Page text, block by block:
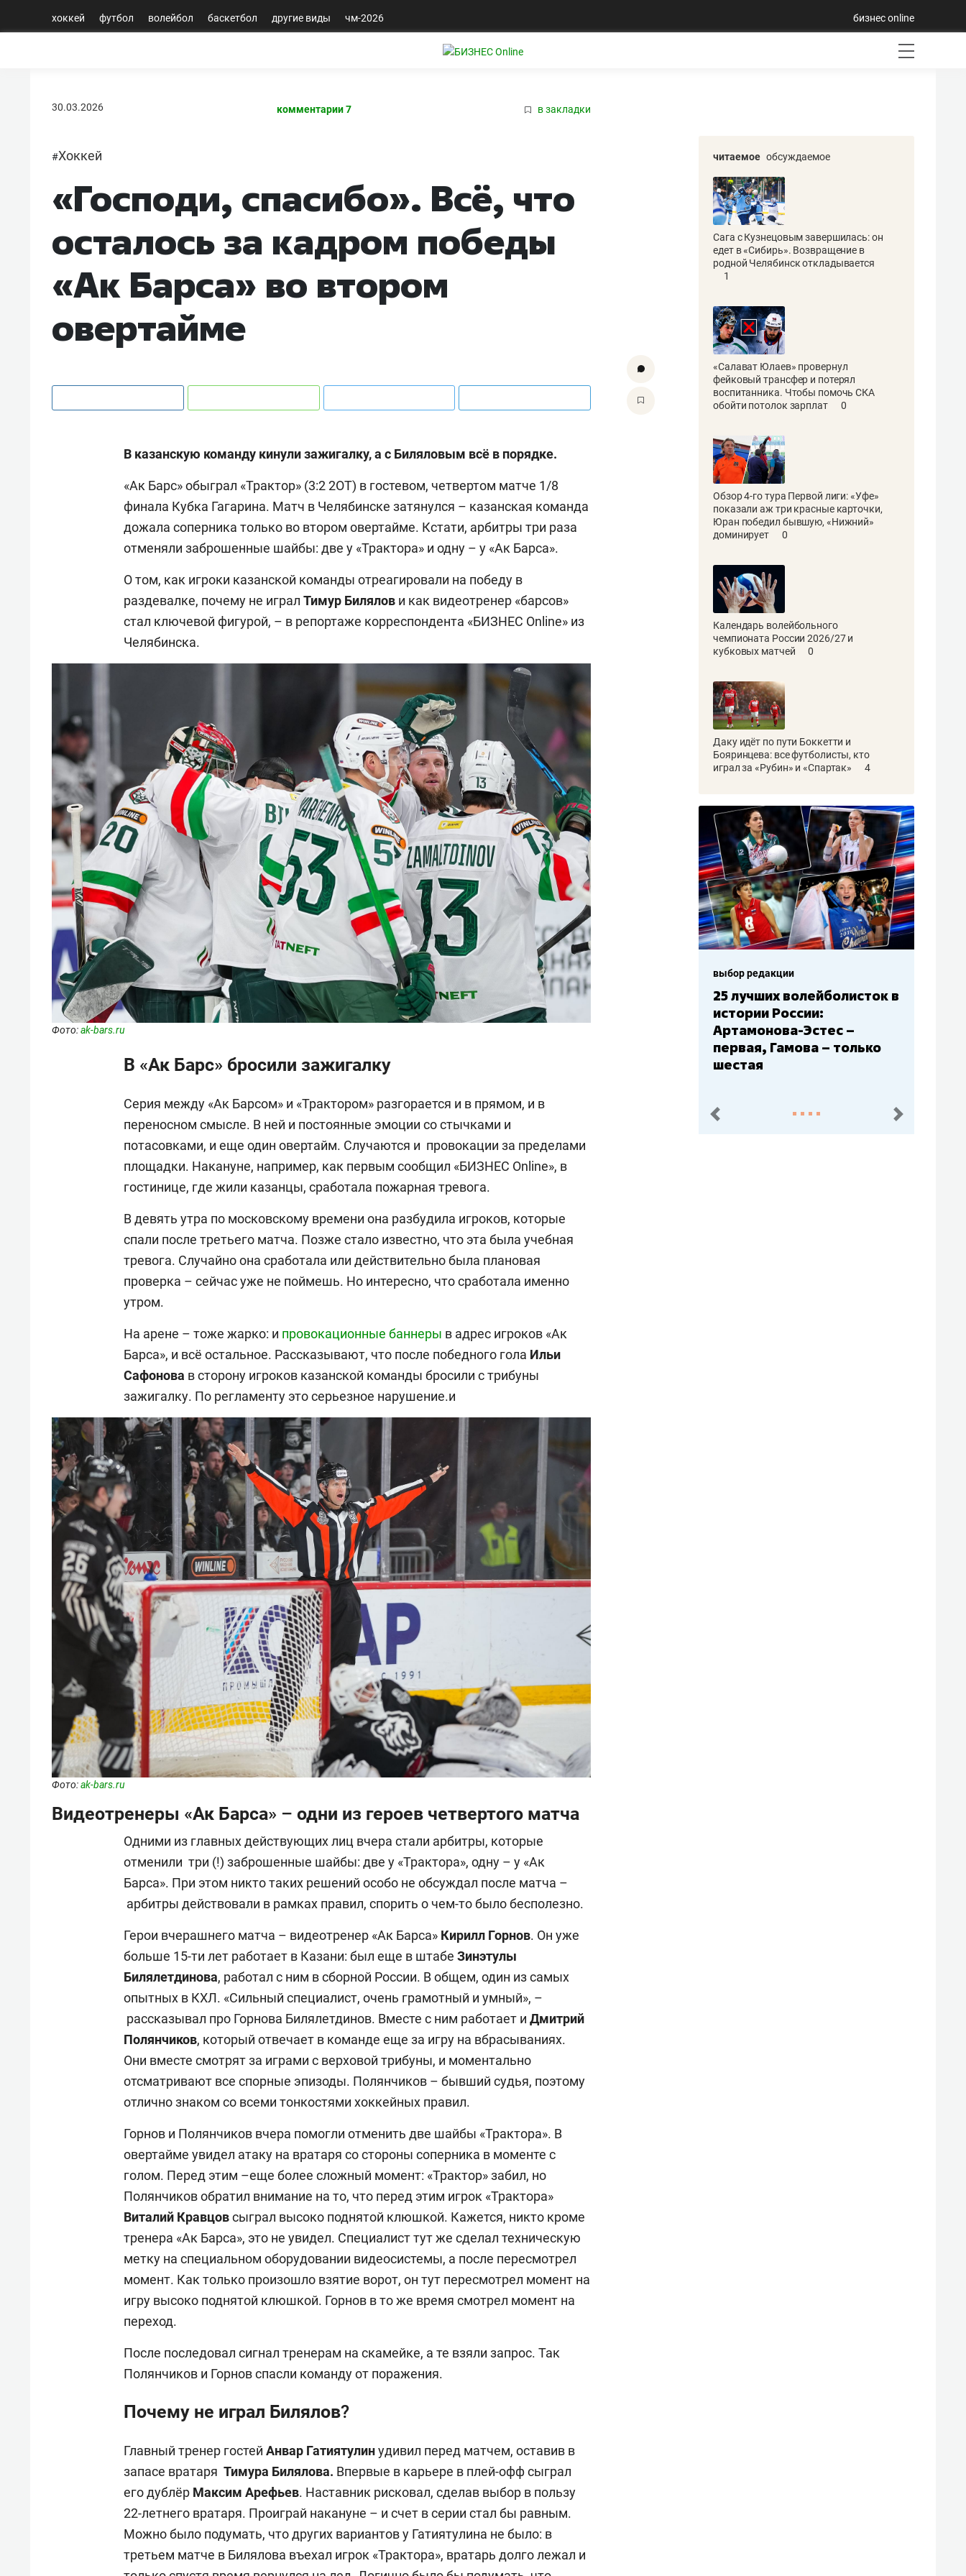
хоккей футбол волейбол баскетбол другие виды чм-2026 бизнес online
30.03.2026 комментарии 7 в закладки
#Хоккей
«Господи, спасибо». Всё, что
осталось за кадром победы
«Ак Барса» во втором
овертайме
В казанскую команду кинули зажигалку, а с Биляловым всё в порядке.
«Ак Барс» обыграл «Трактор» (3:2 2ОТ) в гостевом, четвертом матче 1/8
финала Кубка Гагарина. Матч в Челябинске затянулся – казанская команда
дожала соперника только во втором овертайме. Кстати, арбитры три раза
отменяли заброшенные шайбы: две у «Трактора» и одну – у «Ак Барса».
О том, как игроки казанской команды отреагировали на победу в
раздевалке, почему не играл Тимур Билялов и как видеотренер «барсов»
стал ключевой фигурой, – в репортаже корреспондента «БИЗНЕС Online» из
Челябинска.
Фото:ak-bars.ru
В «Ак Барс» бросили зажигалку
Серия между «Ак Барсом» и «Трактором» разгорается и в прямом, и в
переносном смысле. В ней и постоянные эмоции со стычками и
потасовками, и еще один овертайм. Случаются и провокации за пределами
площадки. Накануне, например, как первым сообщил «БИЗНЕС Online», в
гостинице, где жили казанцы, сработала пожарная тревога.
В девять утра по московскому времени она разбудила игроков, которые
спали после третьего матча. Позже стало известно, что эта была учебная
тревога. Случайно она сработала или действительно была плановая
проверка – сейчас уже не поймешь. Но интересно, что сработала именно
утром.
На арене – тоже жарко: и провокационные баннеры в адрес игроков «Ак
Барса», и всё остальное. Рассказывают, что после победного гола Ильи
Сафонова в сторону игроков казанской команды бросили с трибуны
зажигалку. По регламенту это серьезное нарушение.и
Фото:ak-bars.ru
Видеотренеры «Ак Барса» – одни из героев четвертого матча
Одними из главных действующих лиц вчера стали арбитры, которые
отменили три (!) заброшенные шайбы: две у «Трактора», одну – у «Ак
Барса». При этом никто таких решений особо не обсуждал после матча –
арбитры действовали в рамках правил, спорить о чем-то было бесполезно.
Герои вчерашнего матча – видеотренер «Ак Барса» Кирилл Горнов. Он уже
больше 15-ти лет работает в Казани: был еще в штабе Зинэтулы
Билялетдинова, работал с ним в сборной России. В общем, один из самых
опытных в КХЛ. «Сильный специалист, очень грамотный и умный», –
рассказывал про Горнова Билялетдинов. Вместе с ним работает и Дмитрий
Полянчиков, который отвечает в команде еще за игру на вбрасываниях.
Они вместе смотрят за играми с верховой трибуны, и моментально
отсматривают все спорные эпизоды. Полянчиков – бывший судья, поэтому
отлично знаком со всеми тонкостями хоккейных правил.
Горнов и Полянчиков вчера помогли отменить две шайбы «Трактора». В
овертайме увидел атаку на вратаря со стороны соперника в моменте с
голом. Перед этим –еще более сложный момент: «Трактор» забил, но
Полянчиков обратил внимание на то, что перед этим игрок «Трактора»
Виталий Кравцовсыграл высоко поднятой клюшкой. Кажется, никто кроме
тренера «Ак Барса», это не увидел. Специалист тут же сделал техническую
метку на специальном оборудовании видеосистемы, а после пересмотрел
момент. Как только произошло взятие ворот, он тут пересмотрел момент на
игру высоко поднятой клюшкой. Горнов в то же время смотрел момент на
переход.
После последовал сигнал тренерам на скамейке, а те взяли запрос. Так
Полянчиков и Горнов спасли команду от поражения.
Почему не играл Билялов?
Главный тренер гостей Анвар Гатиятулинудивил перед матчем, оставив в
запасе вратаря Тимура Билялова. Впервые в карьере в плей-офф сыграл
его дублёр Максим Арефьев. Наставник рисковал, сделав выбор в пользу
22-летнего вратаря. Проиграй накануне – и счет в серии стал бы равным.
Можно было подумать, что других вариантов у Гатиятулина не было: в
третьем матче в Билялова въехал игрок «Трактора», вратарь долго лежал и
читаемое обсуждаемое
Сага с Кузнецовым завершилась: он
едет в «Сибирь». Возвращение в
родной Челябинск откладывается
1
«Салават Юлаев» провернул
фейковый трансфер и потерял
воспитанника. Чтобы помочь СКА
обойти потолок зарплат
0
Обзор 4-го тура Первой лиги: «Уфе»
показали аж три красные карточки,
Юран победил бывшую, «Нижний»
доминирует
0
Календарь волейбольного
чемпионата России 2026/27 и
кубковых матчей
0
Даку идёт по пути Боккетти и
Бояринцева: все футболисты, кто
играл за «Рубин» и «Спартак»
4
выбор редакции
25 лучших волейболисток в
истории России:
Артамонова-Эстес –
первая, Гамова – только
шестая
пред. след.